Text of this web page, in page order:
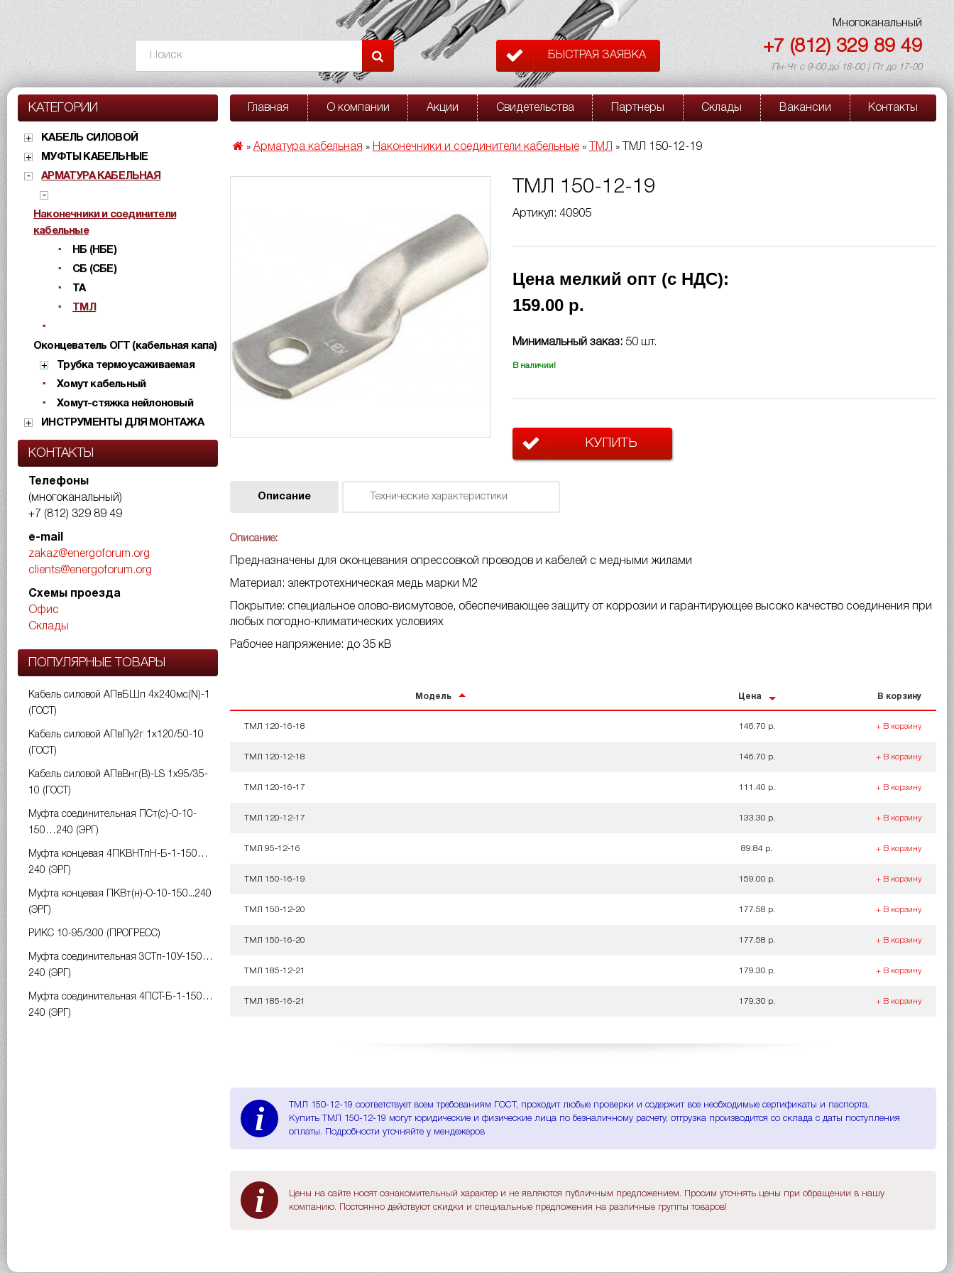
БЫСТРАЯ ЗАЯВКА
Многоканальный
+7 (812) 329 89 49
Пн-Чт с 9-00 до 18-00 | Пт до 17-00
КАТЕГОРИИ
КАБЕЛЬ СИЛОВОЙ
МУФТЫ КАБЕЛЬНЫЕ
АРМАТУРА КАБЕЛЬНАЯ
Наконечники и соединители
кабельные
НБ (НБЕ)
СБ (СБЕ)
ТА
ТМЛ
Оконцеватель ОГТ (кабельная капа)
Трубка термоусаживаемая
Хомут кабельный
Хомут-стяжка нейлоновый
ИНСТРУМЕНТЫ ДЛЯ МОНТАЖА
КОНТАКТЫ
Телефоны
(многоканальный)
+7 (812) 329 89 49
e-mail
zakaz@energoforum.org
clients@energoforum.org
Схемы проезда
Офис
Склады
ПОПУЛЯРНЫЕ ТОВАРЫ
Кабель силовой АПвБШп 4х240мс(N)-1
(ГОСТ)
Кабель силовой АПвПу2г 1х120/50-10
(ГОСТ)
Кабель силовой АПвВнг(B)-LS 1х95/35-
10 (ГОСТ)
Муфта соединительная ПСт(с)-О-10-
150…240 (ЭРГ)
Муфта концевая 4ПКВНТпН-Б-1-150…
240 (ЭРГ)
Муфта концевая ПКВт(н)-О-10-150...240
(ЭРГ)
РИКС 10-95/300 (ПРОГРЕСС)
Муфта соединительная 3СТп-10У-150…
240 (ЭРГ)
Муфта соединительная 4ПСТ-Б-1-150…
240 (ЭРГ)
Главная О компании Акции Свидетельства Партнеры Склады Вакансии Контакты
» Арматура кабельная » Наконечники и соединители кабельные» ТМЛ » ТМЛ 150-12-19
ТМЛ 150-12-19
Артикул: 40905
Цена мелкий опт (с НДС):
159.00 р.
Минимальный заказ: 50 шт.
В наличии!
КУПИТЬ
Описание Технические характеристики
Описание:
Предназначены для оконцевания опрессовкой проводов и кабелей с медными жилами
Материал: электротехническая медь марки М2
Покрытие: специальное олово-висмутовое, обеспечивающее защиту от коррозии и гарантирующее высоко качество соединения при
любых погодно-климатических условиях
Рабочее напряжение: до 35 кВ
Модель Цена В корзину
ТМЛ 120-16-18 146.70 р. + В корзину
ТМЛ 120-12-18 146.70 р. + В корзину
ТМЛ 120-16-17 111.40 р. + В корзину
ТМЛ 120-12-17 133.30 р. + В корзину
ТМЛ 95-12-16 89.84 р. + В корзину
ТМЛ 150-16-19 159.00 р. + В корзину
ТМЛ 150-12-20 177.58 р. + В корзину
ТМЛ 150-16-20 177.58 р. + В корзину
ТМЛ 185-12-21 179.30 р. + В корзину
ТМЛ 185-16-21 179.30 р. + В корзину
i
ТМЛ 150-12-19 соответствует всем требованиям ГОСТ, проходит любые проверки и содержит все необходимые сертификаты и паспорта.
Купить ТМЛ 150-12-19 могут юридические и физические лица по безналичному расчету, отгрузка производится со склада с даты поступления
оплаты. Подробности уточняйте у мендежеров
i
Цены на сайте носят ознакомительный характер и не являются публичным предложением. Просим уточнять цены при обращении в нашу
компанию. Постоянно действуют скидки и специальные предложения на различные группы товаров!